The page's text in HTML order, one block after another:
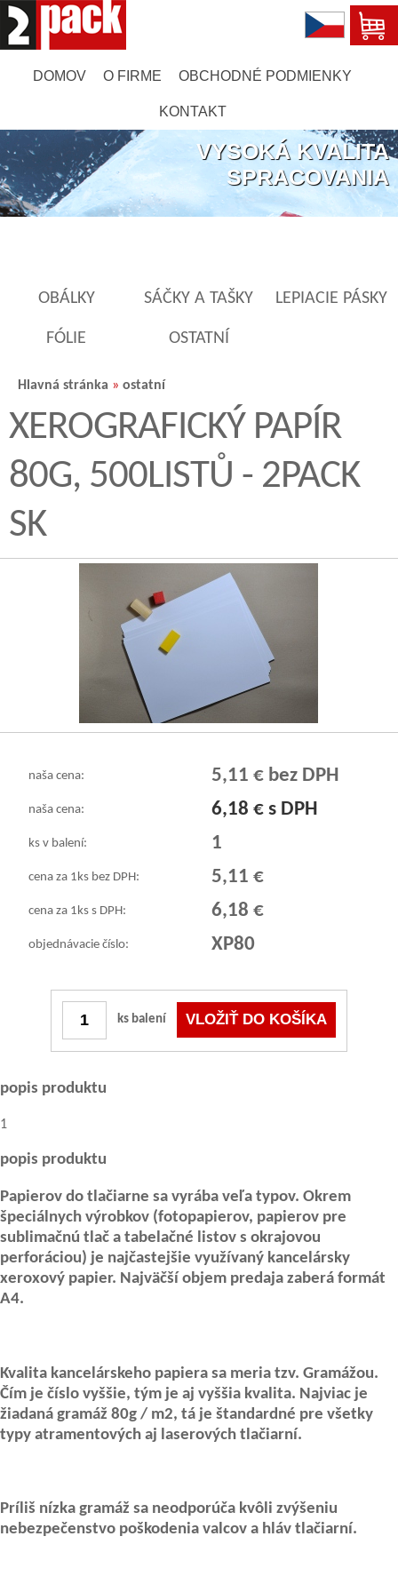
DOMOV O FIRME OBCHODNÉ PODMIENKY
KONTAKT
VYSOKÁ KVALITA
SPRACOVANIA
OBÁLKY SÁČKY A TAŠKY LEPIACIE PÁSKY
FÓLIE OSTATNÍ
Hlavná stránka » ostatní
XEROGRAFICKÝ PAPÍR
80G, 500LISTŮ - 2PACK
SK
naša cena: 5,11 € bez DPH
naša cena: 6,18 € s DPH
ks v balení: 1
cena za 1ks bez DPH: 5,11 €
cena za 1ks s DPH: 6,18 €
objednávacie číslo: XP80
ks balení
popis produktu
1
popis produktu
Papierov do tlačiarne sa vyrába veľa typov. Okrem
špeciálnych výrobkov (fotopapierov, papierov pre
sublimačnú tlač a tabelačné listov s okrajovou
perforáciou) je najčastejšie využívaný kancelársky
xeroxový papier. Najväčší objem predaja zaberá formát
A4.
Kvalita kancelárskeho papiera sa meria tzv. Gramážou.
Čím je číslo vyššie, tým je aj vyššia kvalita. Najviac je
žiadaná gramáž 80g / m2, tá je štandardné pre všetky
typy atramentových aj laserových tlačiarní.
Príliš nízka gramáž sa neodporúča kvôli zvýšeniu
nebezpečenstvo poškodenia valcov a hláv tlačiarní.